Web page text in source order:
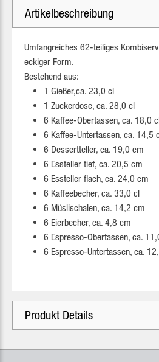
Artikelbeschreibung
Umfangreiches 62-teiliges
eckiger Form.
Bestehend aus:
1 Gießer,ca. 23,0 cl
1 Zuckerdose, ca. 28,0 cl
6 Kaffee-Obertassen, ca. 18,0
6 Kaffee-Untertassen, ca. 14,5
6 Dessertteller, ca. 19,0 cm
6 Essteller tief, ca. 20,5 cm
6 Essteller flach, ca. 24,0 cm
6 Kaffeebecher, ca. 33,0 cl
6 Müslischalen, ca. 14,2 cm
6 Eierbecher, ca. 4,8 cm
6 Espresso-Obertassen, ca.
6 Espresso-Untertassen, ca.
Produkt Details